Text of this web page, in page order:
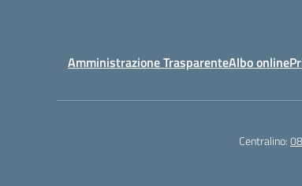
Amministrazione TrasparenteAlbo online
Centralino: